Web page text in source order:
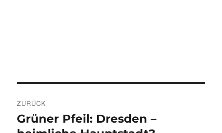
ZURÜCK
Vorheriger
Grüner Pfeil: Dresden –